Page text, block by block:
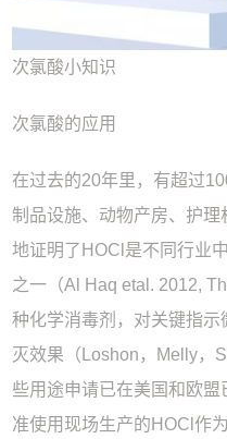
次氯酸小知识
次氯酸的应用
在过去的20年里，有超过
制品设施、动物产房、护
地证明了HOCl是不同行业
之一（Al Haq etal. 2012,
种化学消毒剂，对关键指
灭效果（Loshon，Melly，
些用途申请已在美国和欧
准使用现场生产的HOCl作